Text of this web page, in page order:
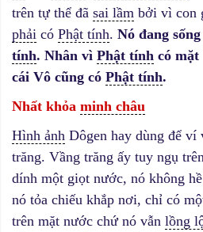
trên tự thể đã sai lầm bởi vì con
phải có Phật tính. Nó đang
tính. Nhân vì Phật tính có
cái Vô cũng có Phật tính.
Nhất khỏa minh châu
Hình ảnh Dôgen hay dùng để ví
trăng. Vầng trăng ấy tuy ngụ
dính một giọt nước, nó không
nó tỏa chiếu khắp nơi, chỉ có
trên mặt nước chứ nó vẫn lồng